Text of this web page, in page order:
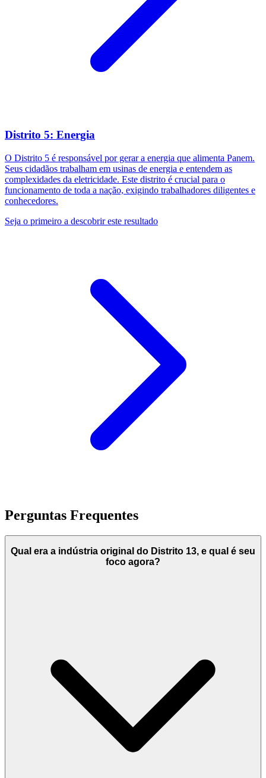
Distrito 5: Energia
O Distrito 5 é responsável por gerar a energia que alimenta Panem.
Seus cidadãos trabalham em usinas de energia e entendem as
complexidades da eletricidade. Este distrito é crucial para o
funcionamento de toda a nação, exigindo trabalhadores diligentes e
conhecedores.
Seja o primeiro a descobrir este resultado
Perguntas Frequentes
Qual era a indústria original do Distrito 13, e qual é seu
foco agora?